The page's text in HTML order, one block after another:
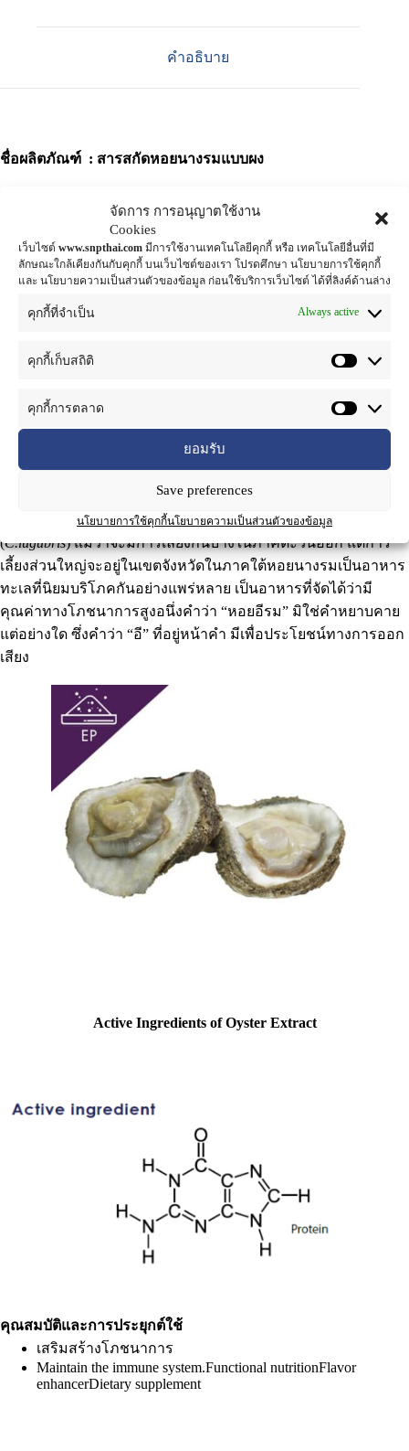
จัดการ การอนุญาตใช้งาน
Cookies
เว็บไซต์ www.snpthai.com มีการใช้งานเทคโนโลยีคุกกี้ หรือ เทคโนโลยีอื่นที่มี
ลักษณะใกล้เคียงกันกับคุกกี้ บนเว็บไซต์ของเรา โปรดศึกษา นโยบายการใช้คุกกี้
และ นโยบายความเป็นส่วนตัวของข้อมูล ก่อนใช้บริการเว็บไซต์ ได้ที่ลิงค์ด้านล่าง
คุกกี้ที่จำเป็น Always active
คุกกี้เก็บสถิติ
คุกกี้การตลาด
ยอมรับ
Save preferences
นโยบายการใช้คุกกี้นโยบายความเป็นส่วนตัวของข้อมูล
คำอธิบาย
ชื่อผลิตภัณฑ์ : สารสกัดหอยนางรมแบบผง
ชื่อทางวิทยาศาสตร์ Crassostrea gigas
ชื่อตระกูล:OSTREIDAE
: Orange, Sweet orange , Som (หอยนางรม)
Ostreidae) นั้นมีหลายสายพันธุ์ แต่ที่นิยมเลี้ยงกันอยู่โดยทั่วไปนั้น
แบ่งออกเป็น 3 ชนิด ด้วยกันคือ หอยนางรมพันธุ์เล็กหรือหอย
นางรมปากจีบ มีชื่อวิทยาศาสตร์ว่าSaccostrea commercialis
นางรมพันธุ์นี้มีเลี้ยงมากทางภาคตะวันออก ส่วนหอยรมอีกสอง
พันธุ์ที่เหลือเป็นหอยนางรมที่ค่อนข้างมีขนาดใหญ่เรียกว่า หอย
Crassostrea belcheri) และหอยตะโกรมกรามดำ
(C.lugubris) แม้ว่าจะมีการเลี้ยงกันบ้างในภาคตะวันออก แต่การ
เลี้ยงส่วนใหญ่จะอยู่ในเขตจังหวัดในภาคใต้หอยนางรมเป็นอาหาร
ทะเลที่นิยมบริโภคกันอย่างแพร่หลาย เป็นอาหารที่จัดได้ว่ามี
คุณค่าทางโภชนาการสูงอนึ่งคำว่า “หอยอีรม” มิใช่คำหยาบคาย
แต่อย่างใด ซึ่งคำว่า “อี” ที่อยู่หน้าคำ มีเพื่อประโยชน์ทางการออก
เสียง
Active Ingredients of Oyster Extract
คุณสมบัติและการประยุกต์ใช้
เสริมสร้างโภชนาการ
Maintain the immune system.Functional nutritionFlavor
enhancerDietary supplement